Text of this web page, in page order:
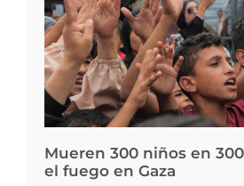
Mueren 300 niños en
el fuego en Gaza